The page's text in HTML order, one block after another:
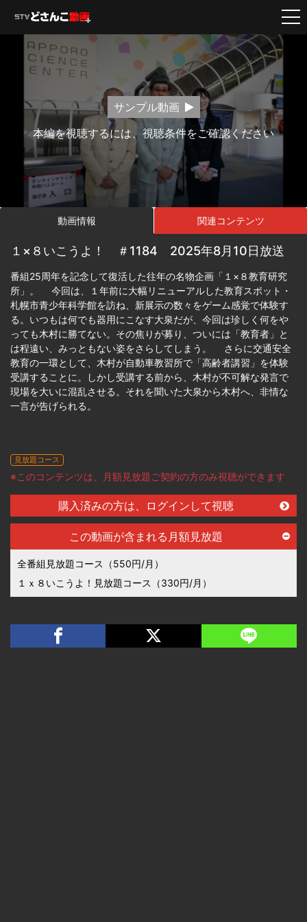
サンプル動画
本編を視聴するには、視聴条件をご確認ください
動画情報 関連コンテンツ
１×８いこうよ！ ＃1184 2025年8月10日放送
番組25周年を記念して復活した往年の名物企画「１×８教育研究
所」。 今回は、１年前に大幅リニューアルした教育スポット・
札幌市青少年科学館を訪ね、新展示の数々をゲーム感覚で体験す
る。いつもは何でも器用にこなす大泉だが、今回は珍しく何をや
っても木村に勝てない。その焦りが募り、ついには「教育者」と
は程遠い、みっともない姿をさらしてしまう。 さらに交通安全
教育の一環として、木村が自動車教習所で「高齢者講習」を体験
受講することに。しかし受講する前から、木村が不可解な発言で
現場を大いに混乱させる。それを聞いた大泉から木村へ、非情な
一言が告げられる。
見放題コース
※このコンテンツは、月額見放題ご契約の方のみ視聴ができます
購入済みの方は、ログインして視聴
この動画が含まれる月額見放題
全番組見放題コース（550円/月）
１ｘ８いこうよ！見放題コース（330円/月）